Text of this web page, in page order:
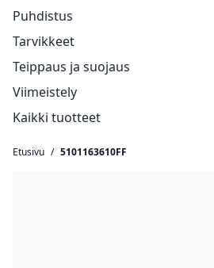
Puhdistus
Tarvikkeet
Teippaus ja suojaus
Viimeistely
Kaikki tuotteet
Etusivu / 5101163610FF